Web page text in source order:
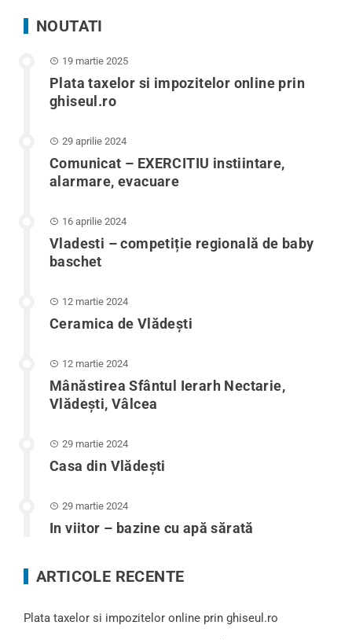
NOUTATI
19 martie 2025
Plata taxelor si impozitelor online prin
ghiseul.ro
29 aprilie 2024
Comunicat – EXERCITIU instiintare,
alarmare, evacuare
16 aprilie 2024
Vladesti – competiție regională de baby
baschet
12 martie 2024
Ceramica de Vlădești
12 martie 2024
Mânăstirea Sfântul Ierarh Nectarie,
Vlădești, Vâlcea
29 martie 2024
Casa din Vlădeşti
29 martie 2024
In viitor – bazine cu apă sărată
ARTICOLE RECENTE
Plata taxelor si impozitelor online prin ghiseul.ro